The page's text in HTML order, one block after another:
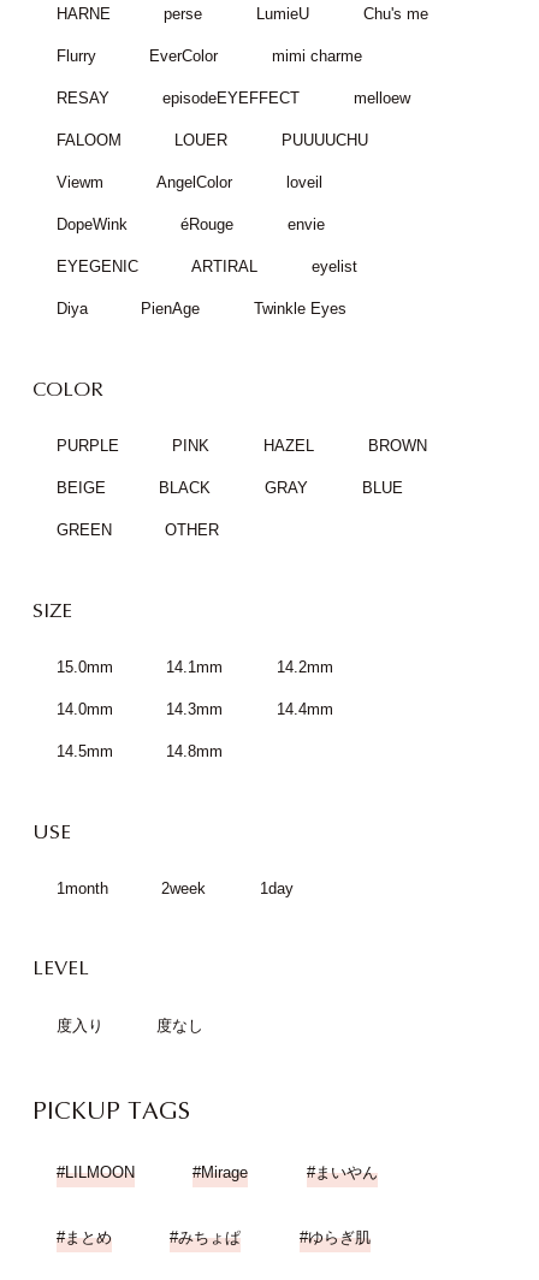
HARNE perse LumieU Chu's me
Flurry EverColor mimi charme
RESAY episodeEYEFFECT melloew
FALOOM LOUER PUUUUCHU
Viewm AngelColor loveil
DopeWink éRouge envie
EYEGENIC ARTIRAL eyelist
Diya PienAge Twinkle Eyes
COLOR
PURPLE PINK HAZEL BROWN
BEIGE BLACK GRAY BLUE
GREEN OTHER
SIZE
15.0mm 14.1mm 14.2mm
14.0mm 14.3mm 14.4mm
14.5mm 14.8mm
USE
1month 2week 1day
LEVEL
度入り 度なし
PICKUP TAGS
LILMOON Mirage まいやん
まとめ みちょぱ ゆらぎ肌